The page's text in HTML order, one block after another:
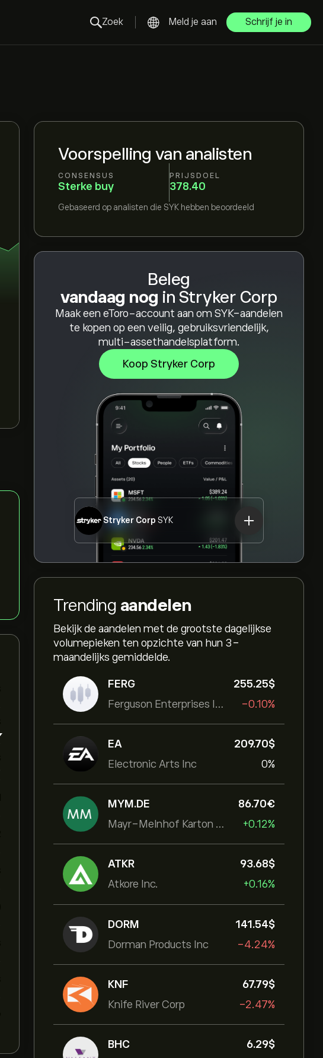
Zoek Meld je aan Schrijf je in
Voorspelling van analisten
CONSENSUS
Sterke buy
PRIJSDOEL
378.40
Gebaseerd op analisten die SYK hebben beoordeeld
Beleg
vandaag nog in Stryker Corp
Maak een eToro-account aan om SYK-aandelen
te kopen op een veilig, gebruiksvriendelijk,
multi-assethandelsplatform.
Koop Stryker Corp
Stryker Corp SYK
Trending aandelen
Bekijk de aandelen met de grootste dagelijkse
volumepieken ten opzichte van hun 3-
maandelijks gemiddelde.
FERG
Ferguson Enterprises Inc
255.25‎$‎
-0.10%
EA
Electronic Arts Inc
209.70‎$‎
0%
MYM.DE
Mayr-Melnhof Karton AG
86.70‎€‎
+0.12%
ATKR
Atkore Inc.
93.68‎$‎
+0.16%
DORM
Dorman Products Inc
141.54‎$‎
-4.24%
KNF
Knife River Corp
67.79‎$‎
-2.47%
BHC
6.29‎$‎